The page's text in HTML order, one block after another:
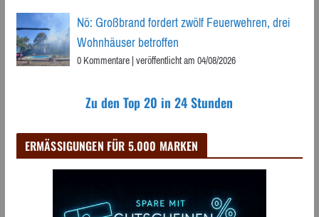
Nö: Großbrand fordert zwölf Feuerwehren, drei
Wohnhäuser betroffen
0 Kommentare|veröffentlicht am 04/08/2026
Zu den Top 20 in 24 Stunden
ERMÄSSIGUNGEN FÜR 5.000 MARKEN